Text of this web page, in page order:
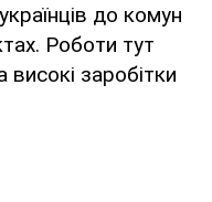
до комун
Роботи тут
заробітки